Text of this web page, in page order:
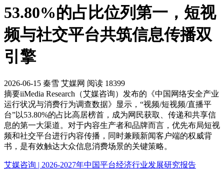
53.80%的占比位列第一，短视
频与社交平台共筑信息传播双
引擎
2026-06-15 秦雪 艾媒网 阅读 18399
摘要iiMedia Research（艾媒咨询）发布的《中国网络安全产业
运行状况与消费行为调查数据》显示，“视频/短视频/直播平
台”以53.80%的占比高居榜首，成为网民获取、传递和共享信
息的第一大渠道。对于内容生产者和品牌而言，优先布局短视
频和社交平台进行内容传播，同时兼顾新闻客户端的权威背
书，是有效触达大众信息消费场景的关键策略。
艾媒咨询 | 2026-2027年中国平台经济行业发展研究报告